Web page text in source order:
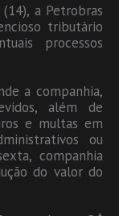
a Petrobras
tributário
processos
a companhia,
além de
e multas em
ou
companhia
do valor do